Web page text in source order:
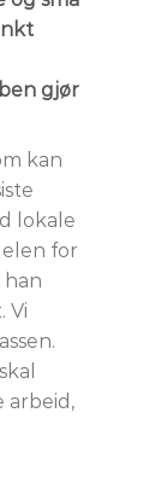
gjør
kan
lokale
for
han
Vi
arbeid,